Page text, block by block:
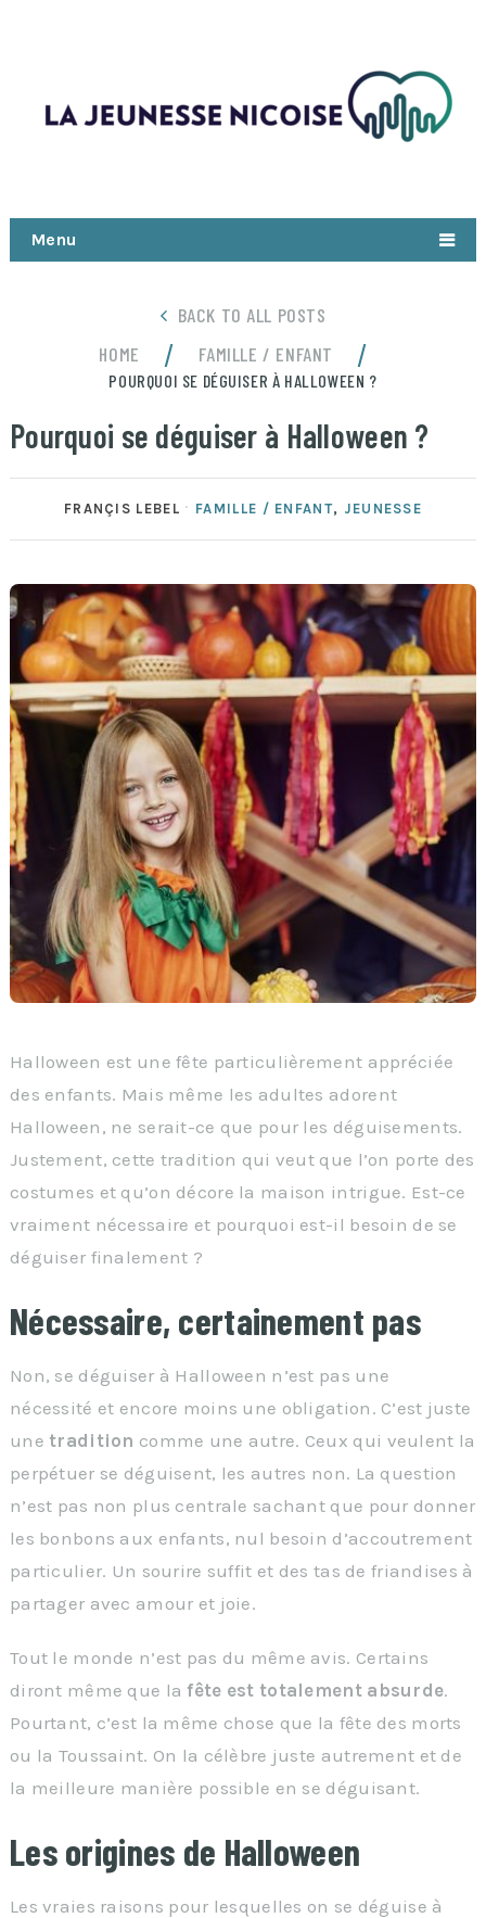
Menu
BACK TO ALL POSTS
HOME
/ FAMILLE / ENFANT /
POURQUOI SE DÉGUISER À HALLOWEEN ?
Pourquoi se déguiser à Halloween ?
FRANÇIS LEBEL FAMILLE / ENFANT, JEUNESSE
Halloween est une fête particulièrement appréciée
des enfants. Mais même les adultes adorent
Halloween, ne serait-ce que pour les déguisements.
Justement, cette tradition qui veut que l’on porte des
costumes et qu’on décore la maison intrigue. Est-ce
vraiment nécessaire et pourquoi est-il besoin de se
déguiser finalement ?
Nécessaire, certainement pas
Non, se déguiser à Halloween n’est pas une
nécessité et encore moins une obligation. C’est juste
une tradition comme une autre. Ceux qui veulent la
perpétuer se déguisent, les autres non. La question
n’est pas non plus centrale sachant que pour donner
les bonbons aux enfants, nul besoin d’accoutrement
particulier. Un sourire suffit et des tas de friandises à
partager avec amour et joie.
Tout le monde n’est pas du même avis. Certains
diront même que la fête est totalement absurde.
Pourtant, c’est la même chose que la fête des morts
ou la Toussaint. On la célèbre juste autrement et de
la meilleure manière possible en se déguisant.
Les origines de Halloween
Les vraies raisons pour lesquelles on se déguise à